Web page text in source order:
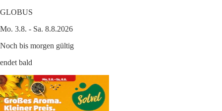
GLOBUS
Mo. 3.8. - Sa. 8.8.2026
Noch bis morgen gültig
endet bald